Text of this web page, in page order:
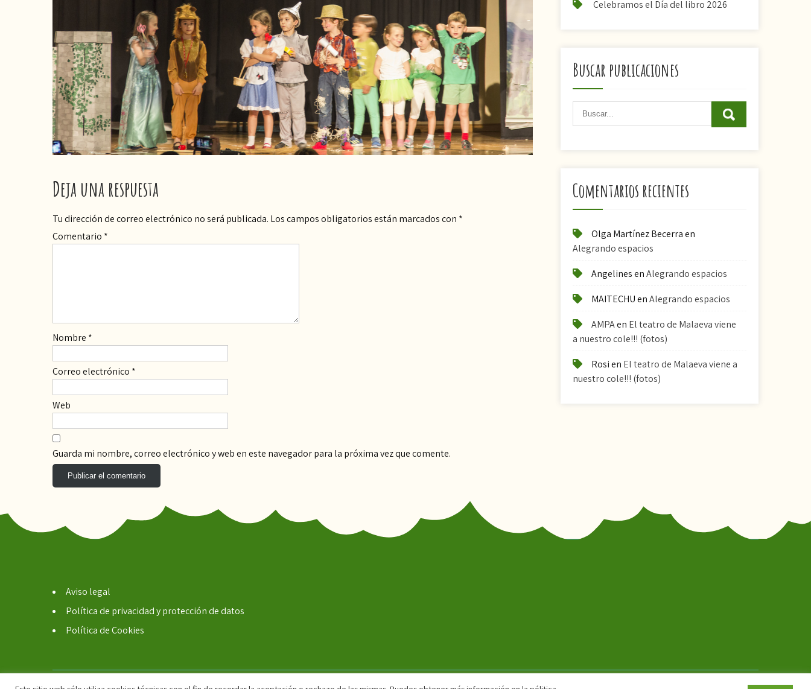
Deja una respuesta
Tu dirección de correo electrónico no será publicada. Los campos obligatorios están marcados con *
Comentario *
Nombre *
Correo electrónico *
Web
Guarda mi nombre, correo electrónico y web en este navegador para la próxima vez que comente.
Celebramos el Día del libro 2026
Buscar publicaciones
Comentarios recientes
Olga Martínez Becerraen
Alegrando espacios
AngelinesenAlegrando espacios
MAITECHUenAlegrando espacios
AMPAen El teatro de Malaeva viene
a nuestro cole!!! (fotos)
Rosien El teatro de Malaeva viene a
nuestro cole!!! (fotos)
Aviso legal
Política de privacidad y protección de datos
Política de Cookies